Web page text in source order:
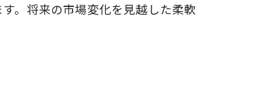
。将来の市場変化を見越した柔軟